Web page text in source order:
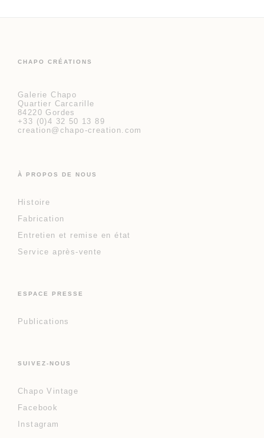
CHAPO CRÉATIONS
Galerie Chapo
Quartier Carcarille
84220 Gordes
+33 (0)4 32 50 13 89
creation@chapo-creation.com
À PROPOS DE NOUS
Histoire
Fabrication
Entretien et remise en état
Service après-vente
ESPACE PRESSE
Publications
SUIVEZ-NOUS
Chapo Vintage
Facebook
Instagram